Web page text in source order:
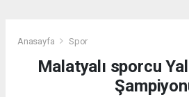
Anasayfa Spor
Malatyalı sporcu